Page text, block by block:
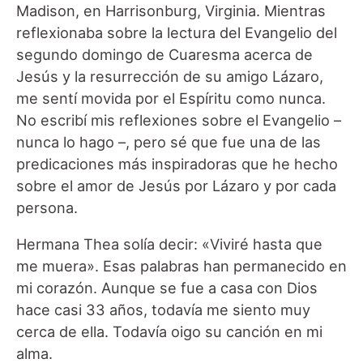
Madison, en Harrisonburg, Virginia. Mientras
reflexionaba sobre la lectura del Evangelio del
segundo domingo de Cuaresma acerca de
Jesús y la resurrección de su amigo Lázaro,
me sentí movida por el Espíritu como nunca.
No escribí mis reflexiones sobre el Evangelio –
nunca lo hago –, pero sé que fue una de las
predicaciones más inspiradoras que he hecho
sobre el amor de Jesús por Lázaro y por cada
persona.
Hermana Thea solía decir: «Viviré hasta que
me muera». Esas palabras han permanecido en
mi corazón. Aunque se fue a casa con Dios
hace casi 33 años, todavía me siento muy
cerca de ella. Todavía oigo su canción en mi
alma.